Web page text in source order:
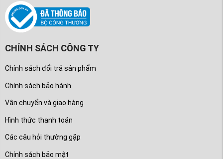
CHÍNH SÁCH CÔNG TY
Chính sách đổi trả sản phẩm
Chính sách bảo hành
Vận chuyển và giao hàng
Hình thức thanh toán
Các câu hỏi thường gặp
Chính sách bảo mật